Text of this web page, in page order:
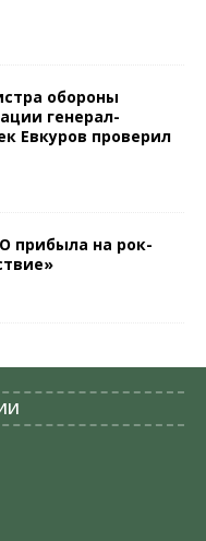
обороны
генерал-
Евкуров проверил
прибыла на рок-